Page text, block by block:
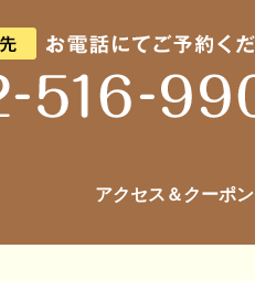
アクセス＆クーポン